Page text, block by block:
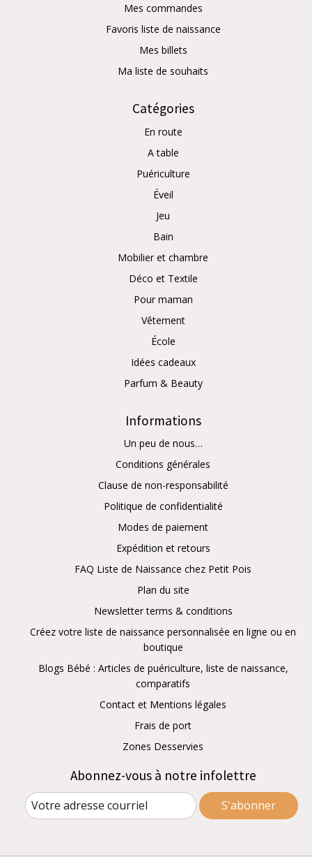
Mes commandes
Favoris liste de naissance
Mes billets
Ma liste de souhaits
Catégories
En route
A table
Puériculture
Éveil
Jeu
Bain
Mobilier et chambre
Déco et Textile
Pour maman
Vêtement
École
Idées cadeaux
Parfum & Beauty
Informations
Un peu de nous…
Conditions générales
Clause de non-responsabilité
Politique de confidentialité
Modes de paiement
Expédition et retours
FAQ Liste de Naissance chez Petit Pois
Plan du site
Newsletter terms & conditions
Créez votre liste de naissance personnalisée en ligne ou en
boutique
Blogs Bébé : Articles de puériculture, liste de naissance,
comparatifs
Contact et Mentions légales
Frais de port
Zones Desservies
Abonnez-vous à notre infolettre
S'abonner